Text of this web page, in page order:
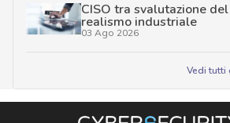
CISO tra svalutazione
realismo industriale
03 Ago 2026
Vedi tutti